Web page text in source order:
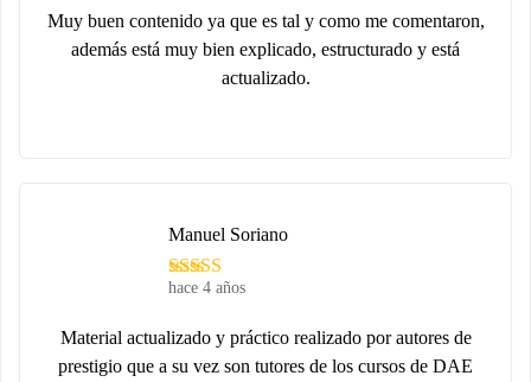
Muy buen contenido ya que es tal y como me comentaron,
además está muy bien explicado, estructurado y está
actualizado.
hace 4 años
Manuel Soriano
Material actualizado y práctico realizado por autores de
prestigio que a su vez son tutores de los cursos de DAE